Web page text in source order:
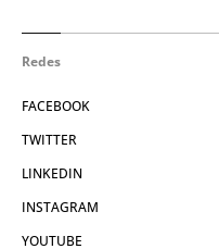
Redes
FACEBOOK
TWITTER
LINKEDIN
INSTAGRAM
YOUTUBE